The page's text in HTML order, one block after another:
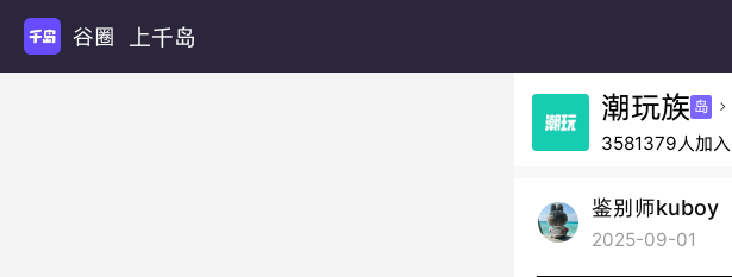
谷圈扩列 上千岛
潮玩族 岛 
3581379人加入
鉴别师kuboy
2025-09-01